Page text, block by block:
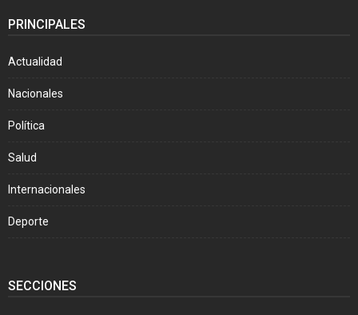
PRINCIPALES
Actualidad
Nacionales
Política
Salud
Internacionales
Deporte
SECCIONES